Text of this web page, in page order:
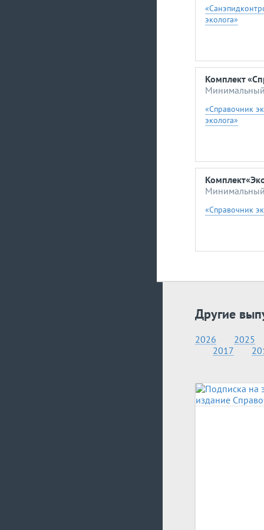
эколога»
Комплект
«Справочник
эколога»
«Справочник
Другие
2026
2025
2017